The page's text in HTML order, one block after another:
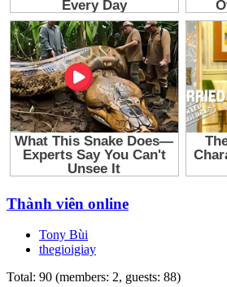
Thành viên online
Tony Bùi
thegioigiay
Total: 90 (members: 2, guests: 88)